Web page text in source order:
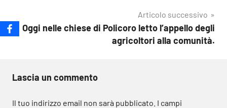
Articolo successivo
Oggi nelle chiese di Policoro letto l’appello degli
agricoltori alla comunità.
Lascia un commento
Il tuo indirizzo email non sarà pubblicato. I campi